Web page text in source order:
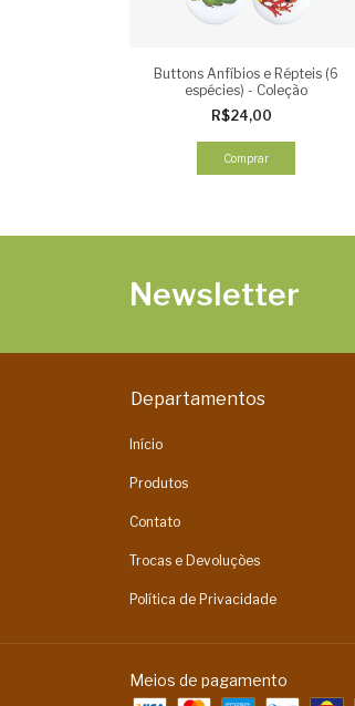
Buttons Anfíbios e Répteis (6
espécies) - Coleção
R$24,00
Comprar
Newsletter
Departamentos
Início
Produtos
Contato
Trocas e Devoluções
Política de Privacidade
Meios de pagamento